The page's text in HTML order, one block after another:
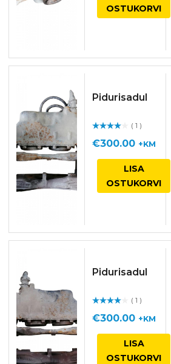
OSTUKORVI
Pidurisadul
guga/ 5
( 1 )
€300.00 +KM
LISA
OSTUKORVI
Pidurisadul
guga/ 5
( 1 )
€300.00 +KM
LISA
OSTUKORVI